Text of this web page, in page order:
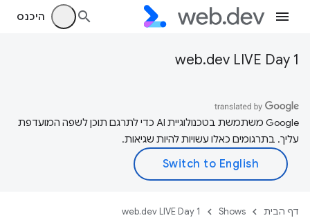
היכנס
web.dev LIVE Day 1
‫Google משתמשת בטכנולוגיית AI כדי לתרגם תוכן לשפה המועדפת
עליך. בתרגומים כאלו עשויות להיות שגיאות.
דף הבית Shows
web.dev LIVE Day 1